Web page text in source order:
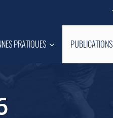
PRATIQUES PUBLICATIONS